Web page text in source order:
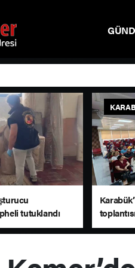
tutuklandı